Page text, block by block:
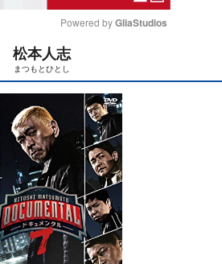
t
e
Powered by GliaStudios
松本人志
まつもとひとし